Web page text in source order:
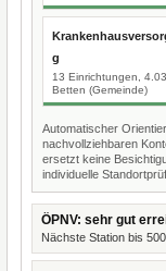
g
13 Einrichtungen,
Betten (Gemeinde)
Automatischer
nachvollziehbaren
ersetzt keine
individuelle
ÖPNV: sehr gut
Nächste Station bis